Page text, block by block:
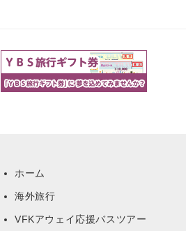
ホーム
海外旅行
VFKアウェイ応援バスツアー